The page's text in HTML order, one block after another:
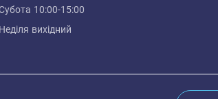
10:00-15:00
Неділя вихідний